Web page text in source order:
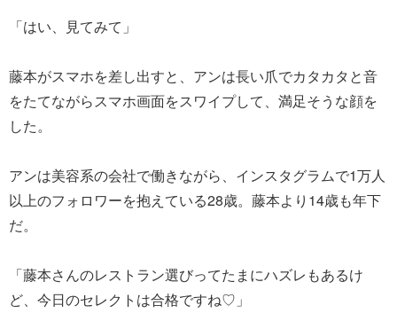
「はい、見てみて」
藤本がスマホを差し出すと、アンは長い爪でカタカタと音
をたてながらスマホ画面をスワイプして、満足そうな顔を
した。
アンは美容系の会社で働きながら、インスタグラムで1万人
以上のフォロワーを抱えている28歳。藤本より14歳も年下
だ。
「藤本さんのレストラン選びってたまにハズレもあるけ
ど、今日のセレクトは合格ですね♡」